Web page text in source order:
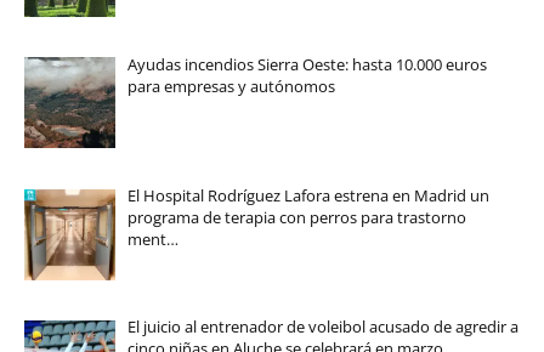
Ayudas incendios Sierra Oeste: hasta 10.000 euros
para empresas y autónomos
El Hospital Rodríguez Lafora estrena en Madrid un
programa de terapia con perros para trastorno
ment…
El juicio al entrenador de voleibol acusado de agredir a